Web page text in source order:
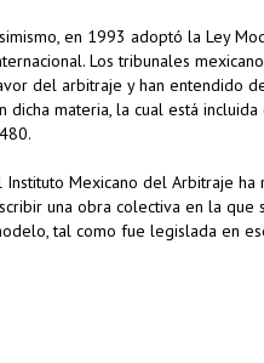
en 1993 adoptó la Ley
Los tribunales
del arbitraje y han entendido
dicha materia, la cual está
Instituto Mexicano del Arbitraje
una obra colectiva en la
tal como fue legislada en